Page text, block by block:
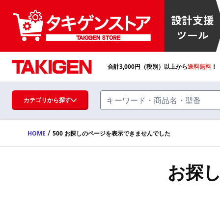
ハンドル・取手・つまみ・周辺機器
FA・A
合計3,000円（税別）以上から送料無料
カテゴリから探す
HOME / 500 お探しのページを表示できませんでした
お探